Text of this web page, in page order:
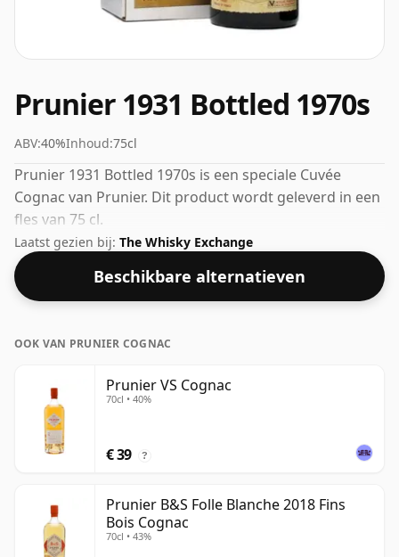
Prunier 1931 Bottled 1970s
ABV:40%Inhoud:75cl
Prunier 1931 Bottled 1970s is een speciale Cuvée
Cognac van Prunier. Dit product wordt geleverd in een
fles van 75 cl.
Laatst gezien bij: The Whisky Exchange
Beschikbare alternatieven
OOK VAN PRUNIER COGNAC
Prunier VS Cognac
70cl • 40%
€ 39 ?
Prunier B&S Folle Blanche 2018 Fins
Bois Cognac
70cl • 43%